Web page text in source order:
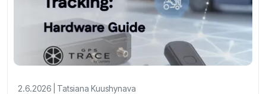
2.6.2026 | Tatsiana Kuushynava